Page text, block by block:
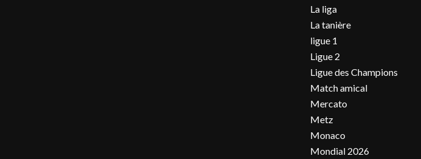
La liga
La tanière
ligue 1
Ligue 2
Ligue des Champions
Match amical
Mercato
Metz
Monaco
Mondial 2026